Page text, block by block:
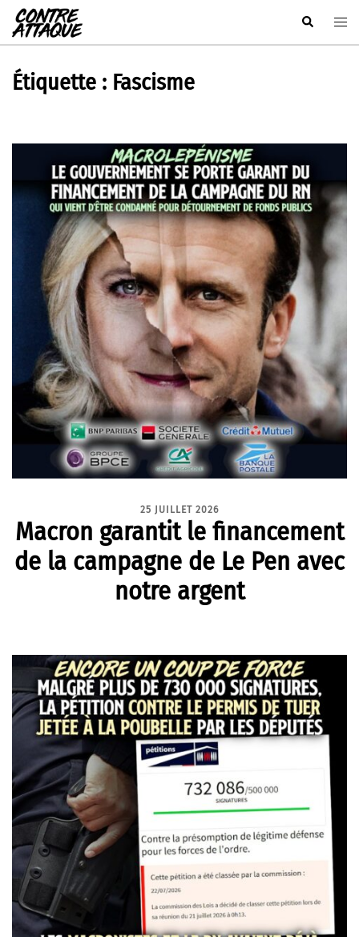
Aller
au
contenu
Rechercher
Étiquette : Fascisme
25 JUILLET 2026
Macron garantit le financement
de la campagne de Le Pen avec
notre argent